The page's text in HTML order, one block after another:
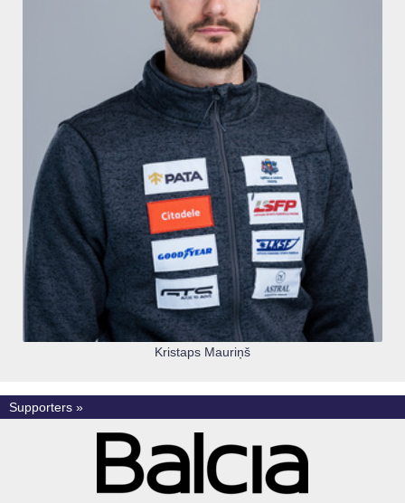
Kristaps Mauriņš
Supporters »